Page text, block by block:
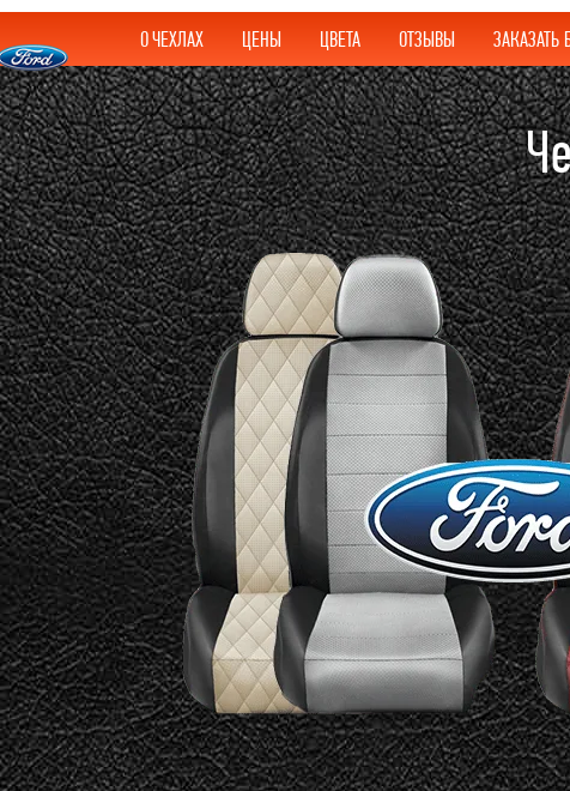
О ЧЕХЛАХ ЦЕНЫ ЦВЕТА ОТЗЫВЫ ЗАКАЗАТЬ